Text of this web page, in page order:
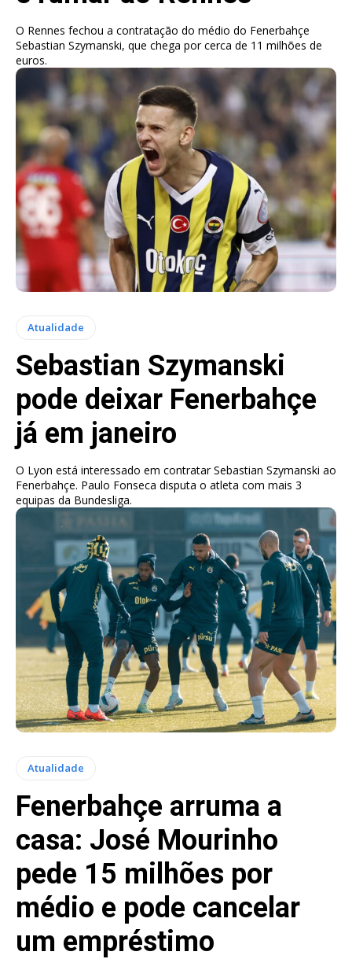
O Rennes fechou a contratação do médio do Fenerbahçe
Sebastian Szymanski, que chega por cerca de 11 milhões de
euros.
Atualidade
Sebastian Szymanski
pode deixar Fenerbahçe
já em janeiro
O Lyon está interessado em contratar Sebastian Szymanski ao
Fenerbahçe. Paulo Fonseca disputa o atleta com mais 3
equipas da Bundesliga.
Atualidade
Fenerbahçe arruma a
casa: José Mourinho
pede 15 milhões por
médio e pode cancelar
um empréstimo